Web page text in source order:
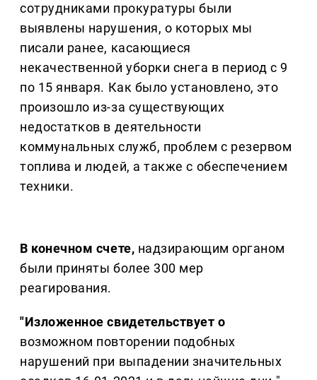
сотрудниками прокуратуры были
выявлены нарушения, о которых мы
писали ранее, касающиеся
некачественной уборки снега в период с 9
по 15 января. Как было установлено, это
произошло из-за существующих
недостатков в деятельности
коммунальных служб, проблем с резервом
топлива и людей, а также с обеспечением
техники.
В конечном счете, надзирающим органом
были приняты более 300 мер
реагирования.
"Изложенное свидетельствует о
возможном повторении подобных
нарушений при выпадении значительных